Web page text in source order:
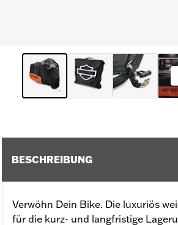
BESCHREIBUNG
Verwöhn Dein Bike. Die luxuriös
für die kurz- und langfristige